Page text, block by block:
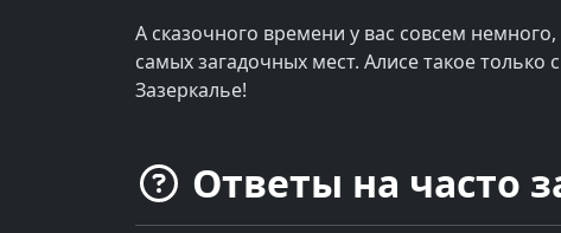
А сказочного времени у вас совсем
самых загадочных мест. Алисе такое
Зазеркалье!
Ответы на часто